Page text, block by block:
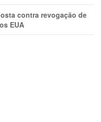
contra revogação de
EUA